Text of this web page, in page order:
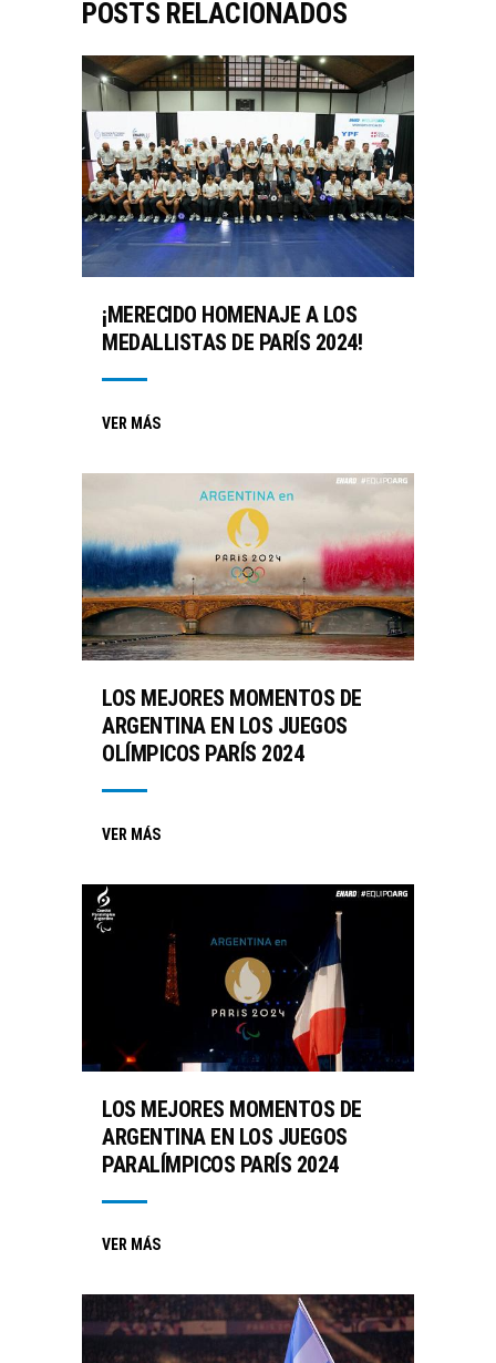
POSTS RELACIONADOS
¡MERECIDO HOMENAJE A LOS
MEDALLISTAS DE PARÍS 2024!
VER MÁS
LOS MEJORES MOMENTOS DE
ARGENTINA EN LOS JUEGOS
OLÍMPICOS PARÍS 2024
VER MÁS
LOS MEJORES MOMENTOS DE
ARGENTINA EN LOS JUEGOS
PARALÍMPICOS PARÍS 2024
VER MÁS